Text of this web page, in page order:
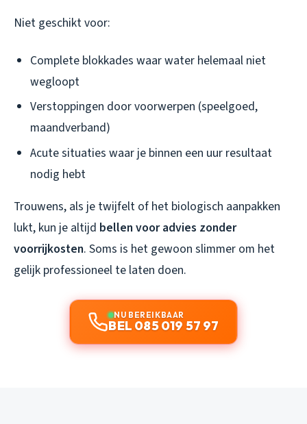
Niet geschikt voor:
Complete blokkades waar water helemaal niet
wegloopt
Verstoppingen door voorwerpen (speelgoed,
maandverband)
Acute situaties waar je binnen een uur resultaat
nodig hebt
Trouwens, als je twijfelt of het biologisch aanpakken
lukt, kun je altijd bellen voor advies zonder
voorrijkosten. Soms is het gewoon slimmer om het
gelijk professioneel te laten doen.
NU BEREIKBAAR
BEL 085 019 57 97